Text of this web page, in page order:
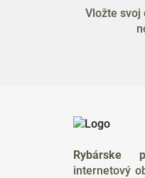
Vložte svoj
Rybárske
internetový